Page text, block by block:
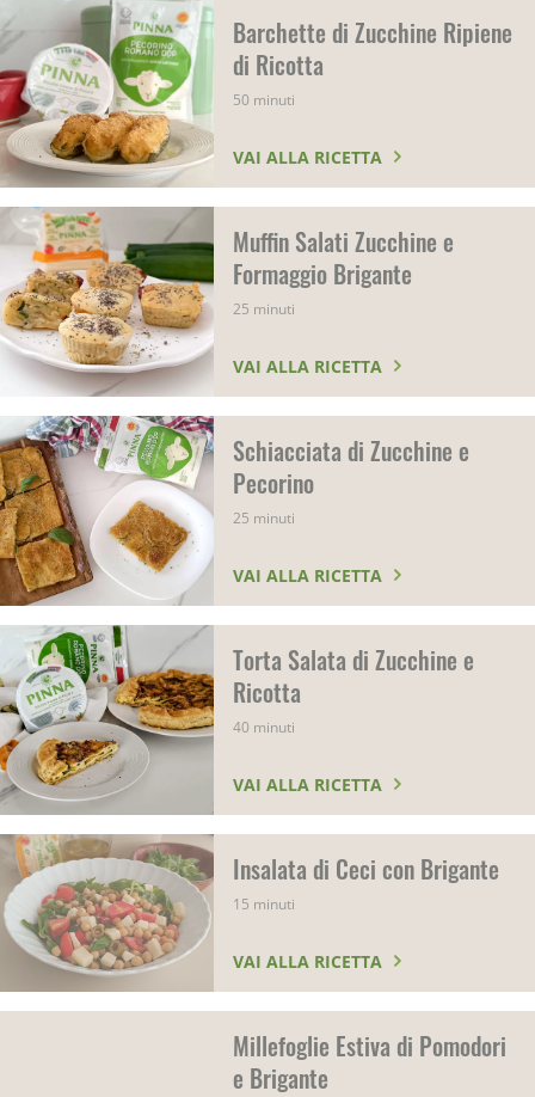
Barchette di Zucchine Ripiene
di Ricotta
50 minuti
VAI ALLA RICETTA
Muffin Salati Zucchine e
Formaggio Brigante
25 minuti
VAI ALLA RICETTA
Schiacciata di Zucchine e
Pecorino
25 minuti
VAI ALLA RICETTA
Torta Salata di Zucchine e
Ricotta
40 minuti
VAI ALLA RICETTA
Insalata di Ceci con Brigante
15 minuti
VAI ALLA RICETTA
Millefoglie Estiva di Pomodori
e Brigante